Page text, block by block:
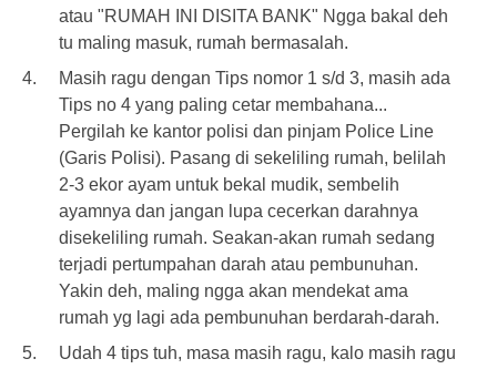
atau "RUMAH INI DISITA BANK" Ngga bakal deh
tu maling masuk, rumah bermasalah.
Masih ragu dengan Tips nomor 1 s/d 3, masih ada
Tips no 4 yang paling cetar membahana...
Pergilah ke kantor polisi dan pinjam Police Line
(Garis Polisi). Pasang di sekeliling rumah, belilah
2-3 ekor ayam untuk bekal mudik, sembelih
ayamnya dan jangan lupa cecerkan darahnya
disekeliling rumah. Seakan-akan rumah sedang
terjadi pertumpahan darah atau pembunuhan.
Yakin deh, maling ngga akan mendekat ama
rumah yg lagi ada pembunuhan berdarah-darah.
Udah 4 tips tuh, masa masih ragu, kalo masih ragu